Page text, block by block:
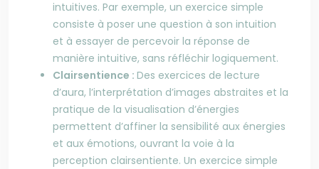
intuitives. Par exemple, un exercice simple
consiste à poser une question à son intuition
et à essayer de percevoir la réponse de
manière intuitive, sans réfléchir logiquement.
Clairsentience : Des exercices de lecture
d’aura, l’interprétation d’images abstraites et la
pratique de la visualisation d’énergies
permettent d’affiner la sensibilité aux énergies
et aux émotions, ouvrant la voie à la
perception clairsentiente. Un exercice simple